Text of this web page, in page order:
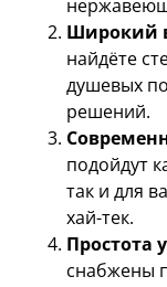
Широкий
найдёте
душевых
решений.
подойдут
так и для
хай-тек.
Простота
снабжены